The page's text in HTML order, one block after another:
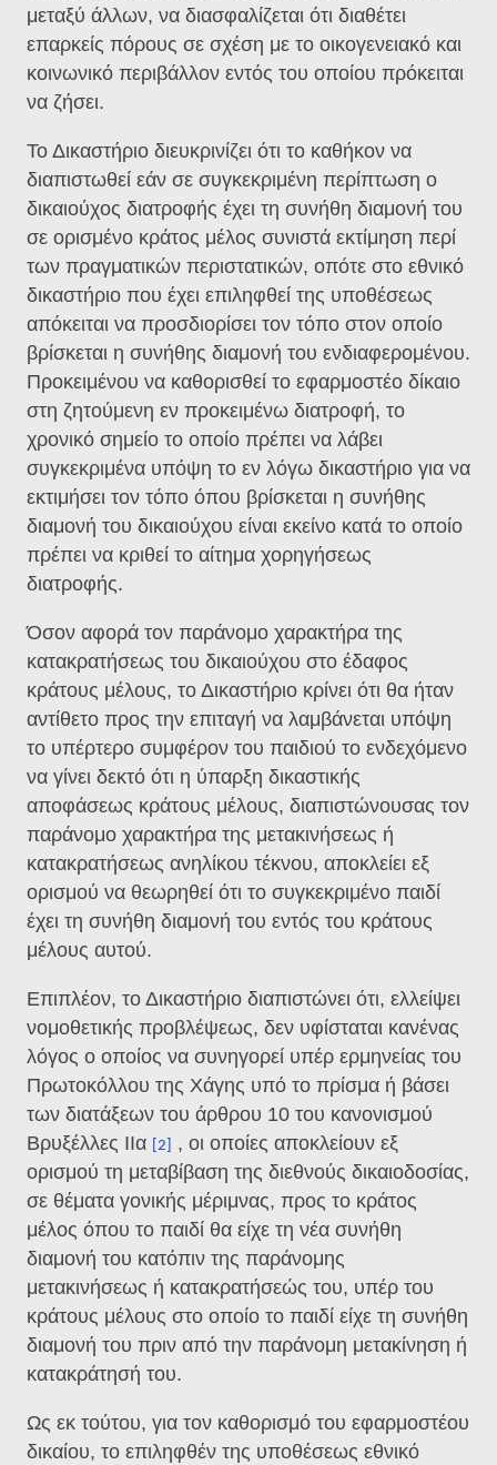
μεταξύ άλλων, να διασφαλίζεται ότι διαθέτει
επαρκείς πόρους σε σχέση με το οικογενειακό και
κοινωνικό περιβάλλον εντός του οποίου πρόκειται
να ζήσει.
Το Δικαστήριο διευκρινίζει ότι το καθήκον να
διαπιστωθεί εάν σε συγκεκριμένη περίπτωση ο
δικαιούχος διατροφής έχει τη συνήθη διαμονή του
σε ορισμένο κράτος μέλος συνιστά εκτίμηση περί
των πραγματικών περιστατικών, οπότε στο εθνικό
δικαστήριο που έχει επιληφθεί της υποθέσεως
απόκειται να προσδιορίσει τον τόπο στον οποίο
βρίσκεται η συνήθης διαμονή του ενδιαφερομένου.
Προκειμένου να καθορισθεί το εφαρμοστέο δίκαιο
στη ζητούμενη εν προκειμένω διατροφή, το
χρονικό σημείο το οποίο πρέπει να λάβει
συγκεκριμένα υπόψη το εν λόγω δικαστήριο για να
εκτιμήσει τον τόπο όπου βρίσκεται η συνήθης
διαμονή του δικαιούχου είναι εκείνο κατά το οποίο
πρέπει να κριθεί το αίτημα χορηγήσεως
διατροφής.
Όσον αφορά τον παράνομο χαρακτήρα της
κατακρατήσεως του δικαιούχου στο έδαφος
κράτους μέλους, το Δικαστήριο κρίνει ότι θα ήταν
αντίθετο προς την επιταγή να λαμβάνεται υπόψη
το υπέρτερο συμφέρον του παιδιού το ενδεχόμενο
να γίνει δεκτό ότι η ύπαρξη δικαστικής
αποφάσεως κράτους μέλους, διαπιστώνουσας τον
παράνομο χαρακτήρα της μετακινήσεως ή
κατακρατήσεως ανηλίκου τέκνου, αποκλείει εξ
ορισμού να θεωρηθεί ότι το συγκεκριμένο παιδί
έχει τη συνήθη διαμονή του εντός του κράτους
μέλους αυτού.
Επιπλέον, το Δικαστήριο διαπιστώνει ότι, ελλείψει
νομοθετικής προβλέψεως, δεν υφίσταται κανένας
λόγος ο οποίος να συνηγορεί υπέρ ερμηνείας του
Πρωτοκόλλου της Χάγης υπό το πρίσμα ή βάσει
των διατάξεων του άρθρου 10 του κανονισμού
Βρυξέλλες IIα
[2]
, οι οποίες αποκλείουν εξ
ορισμού τη μεταβίβαση της διεθνούς δικαιοδοσίας,
σε θέματα γονικής μέριμνας, προς το κράτος
μέλος όπου το παιδί θα είχε τη νέα συνήθη
διαμονή του κατόπιν της παράνομης
μετακινήσεως ή κατακρατήσεώς του, υπέρ του
κράτους μέλους στο οποίο το παιδί είχε τη συνήθη
διαμονή του πριν από την παράνομη μετακίνηση ή
κατακράτησή του.
Ως εκ τούτου, για τον καθορισμό του εφαρμοστέου
δικαίου, το επιληφθέν της υποθέσεως εθνικό